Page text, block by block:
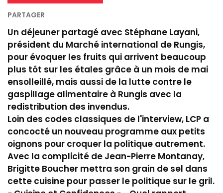
Un déjeuner partagé avec Stéphane Layani,
président du Marché international de Rungis,
pour évoquer les fruits qui arrivent beaucoup
plus tôt sur les étales grâce à un mois de mai
ensolleillé, mais aussi de la lutte contre le
gaspillage alimentaire à Rungis avec la
redistribution des invendus.
Loin des codes classiques de l'interview, LCP a
concocté un nouveau programme aux petits
oignons pour croquer la politique autrement.
Avec la complicité de Jean-Pierre Montanay,
Brigitte Boucher mettra son grain de sel dans
cette cuisine pour passer le politique sur le gril.